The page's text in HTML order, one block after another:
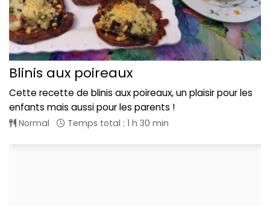
Blinis aux poireaux
Cette recette de blinis aux poireaux, un plaisir pour les
enfants mais aussi pour les parents !
Normal Temps total : 1 h 30 min